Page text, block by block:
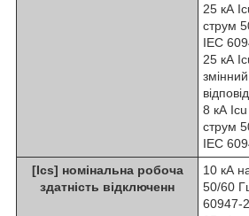
25 кА
струм
IEC
25 кА
8 кА
струм
IEC
[Ics] номінальна робоча
здатність відключенн
10 кА
50/60
60947-2